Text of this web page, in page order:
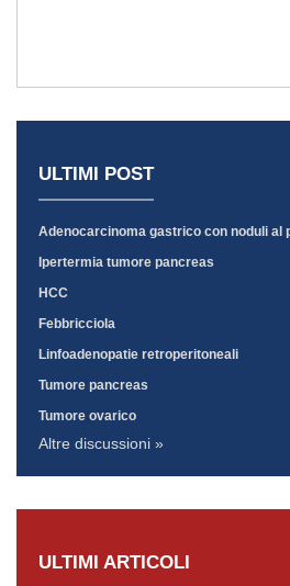
ULTIMI POST
Adenocarcinoma gastrico con noduli al
Ipertermia tumore pancreas
HCC
Febbricciola
Linfoadenopatie retroperitoneali
Tumore pancreas
Tumore ovarico
Altre discussioni »
ULTIMI ARTICOLI